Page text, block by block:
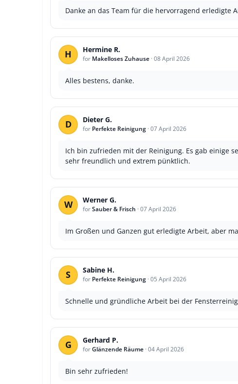
Danke an das Team für die hervorragend
H Hermine R.
for Makelloses Zuhause ·08 April 2026
Alles bestens, danke.
D Dieter G.
for Perfekte Reinigung ·07 April 2026
Ich bin zufrieden mit der Reinigung. Es gab einige
sehr freundlich und extrem pünktlich.
W Werner G.
forSauber & Frisch ·07 April 2026
Im Großen und Ganzen gut erledigte Arbeit, aber
S Sabine H.
for Perfekte Reinigung ·05 April 2026
Schnelle und gründliche Arbeit bei der
G Gerhard P.
forGlänzende Räume ·04 April 2026
Bin sehr zufrieden!